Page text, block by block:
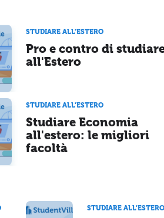
STUDIARE ALL'ESTERO
Pro e contro di
all'Estero
STUDIARE ALL'ESTERO
Studiare Economia
all'estero: le migliori
facoltà
STUDIARE ALL'ESTERO